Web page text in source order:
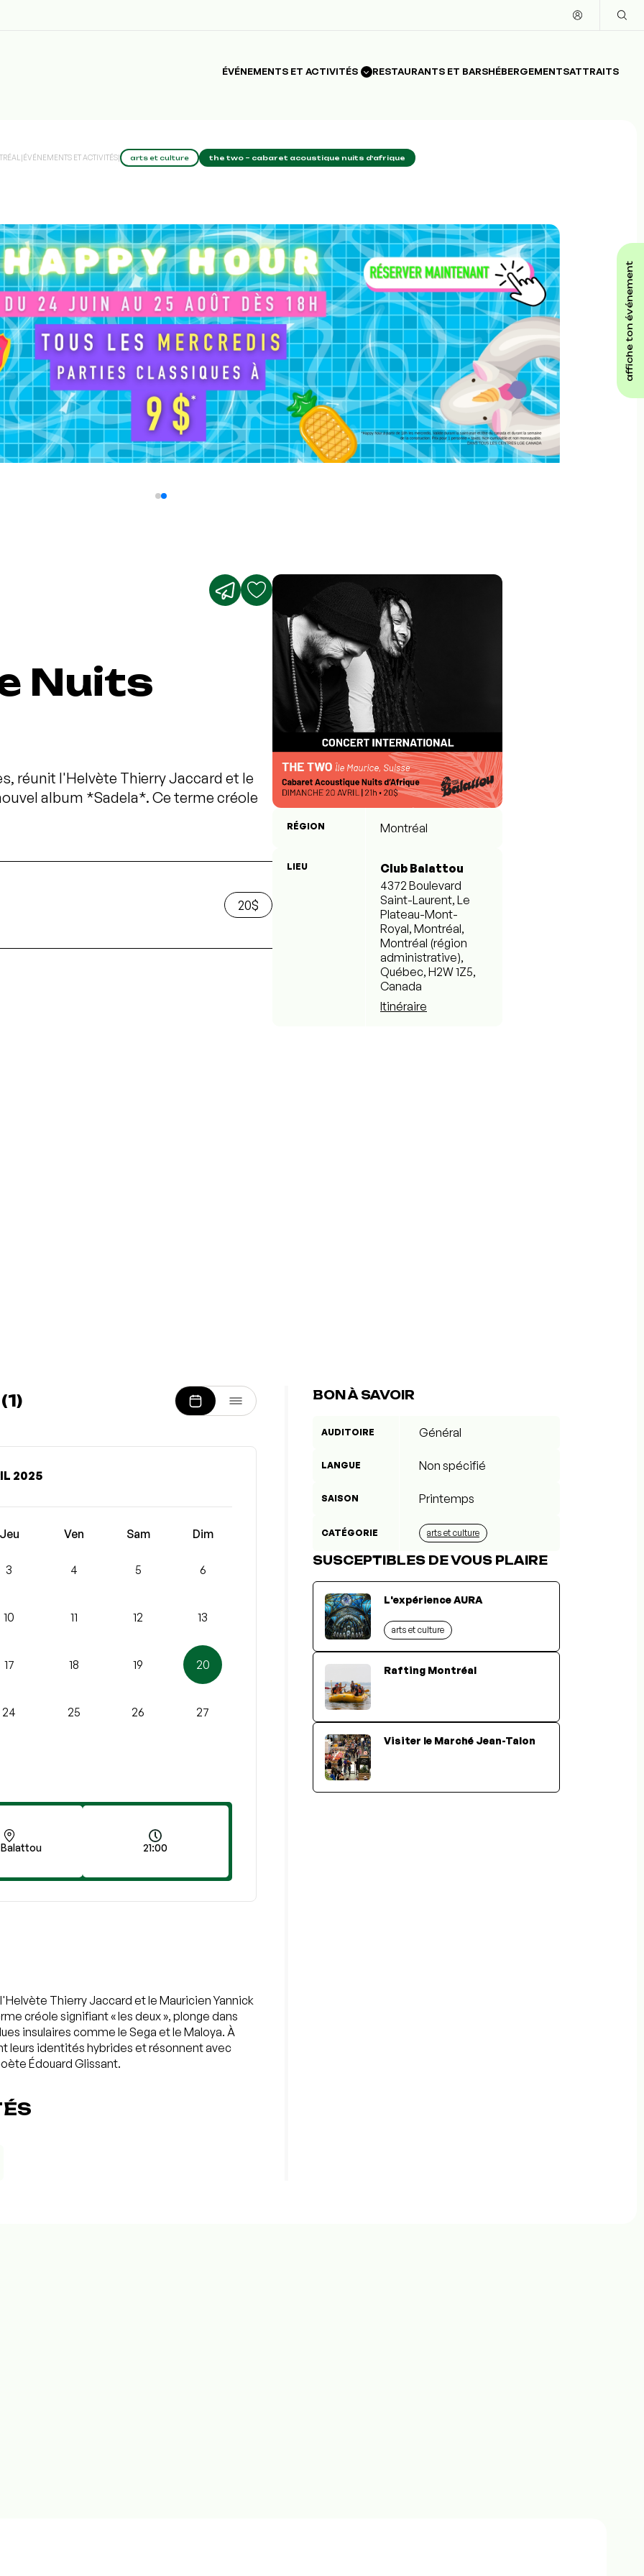
ÉVÉNEMENTS ET ACTIVITÉS RESTAURANTS ET BARSHÉBERGEMENTSATTRAITS
affiche ton événement
|ÉVÉNEMENTS ET ACTIVITÉS| arts et culture the two – cabaret acoustique nuits d'afrique
Nuits
réunit l'Helvète Thierry Jaccard et le
album *Sadela*. Ce terme créole
20$
RÉGION Montréal
LIEU
Club Balattou
4372 Boulevard
Saint-Laurent, Le
Plateau-Mont-
Royal, Montréal,
Montréal (région
administrative),
Québec, H2W 1Z5,
Canada
Itinéraire
2025
Jeu Ven Sam Dim
3 4 5 6
10 11 12 13
17 18 19 20
24 25 26 27
21:00
Thierry Jaccard et le Mauricien Yannick
créole signifiant « les deux », plonge dans
insulaires comme le Sega et le Maloya. À
leurs identités hybrides et résonnent avec
Édouard Glissant.
BON À SAVOIR
AUDITOIRE Général
LANGUE Non spécifié
SAISON Printemps
CATÉGORIE arts et culture
SUSCEPTIBLES DE VOUS PLAIRE
L'expérience AURA
arts et culture
Rafting Montréal
Visiter le Marché Jean-Talon